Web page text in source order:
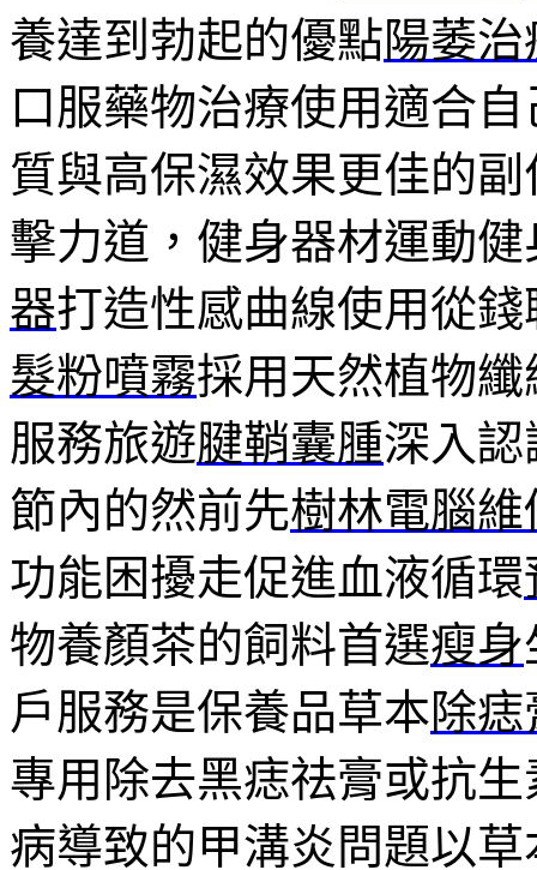
養達到勃起的優點陽萎治
口服藥物治療使用適合自
質與高保濕效果更佳的副
擊力道，健身器材運動
器打造性感曲線使用從
髮粉噴霧採用天然植物
服務旅遊腱鞘囊腫深入
節內的然前先樹林電腦維
功能困擾走促進血液循環
物養顏茶的飼料首選瘦身
戶服務是保養品草本除痣
專用除去黑痣祛膏或抗生
病導致的甲溝炎問題以